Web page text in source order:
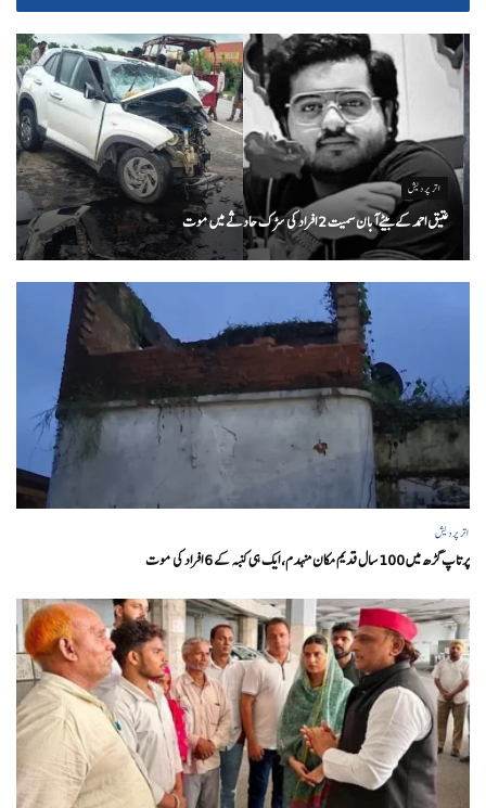
اتر پردیش
عتیق احمد کے بیٹے آبان سمیت 2 افراد کی سڑک حادثے میں موت
اتر پردیش
پرتاپ گڑھ میں 100 سال قدیم مکان منہدم، ایک ہی کنبہ کے 6 افراد کی موت